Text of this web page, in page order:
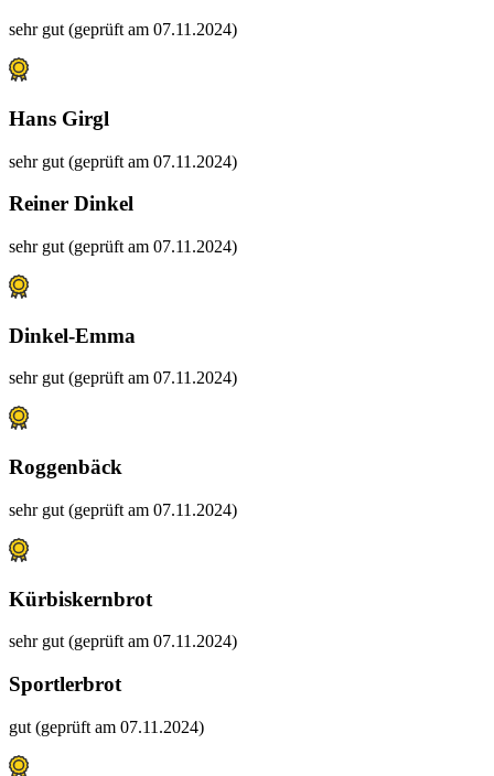
sehr gut (geprüft am 07.11.2024)
Hans Girgl
sehr gut (geprüft am 07.11.2024)
Reiner Dinkel
sehr gut (geprüft am 07.11.2024)
Dinkel-Emma
sehr gut (geprüft am 07.11.2024)
Roggenbäck
sehr gut (geprüft am 07.11.2024)
Kürbiskernbrot
sehr gut (geprüft am 07.11.2024)
Sportlerbrot
gut (geprüft am 07.11.2024)